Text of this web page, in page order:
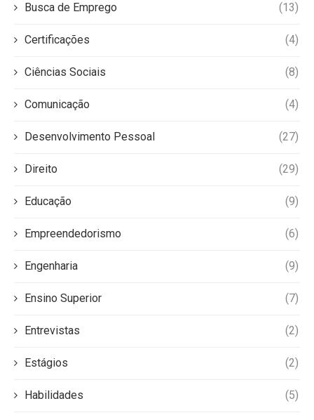
Busca de Emprego (13)
Certificações (4)
Ciências Sociais (8)
Comunicação (4)
Desenvolvimento Pessoal (27)
Direito (29)
Educação (9)
Empreendedorismo (6)
Engenharia (9)
Ensino Superior (7)
Entrevistas (2)
Estágios (2)
Habilidades (5)